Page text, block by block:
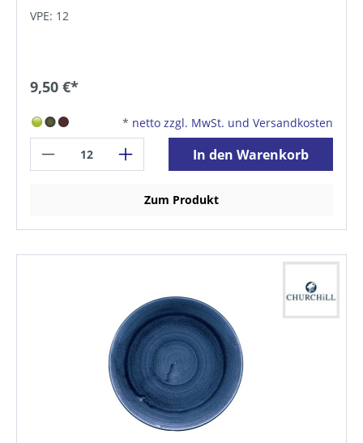
VPE: 12
9,50 €*
* netto zzgl. MwSt. und Versandkosten
In den Warenkorb
Zum Produkt